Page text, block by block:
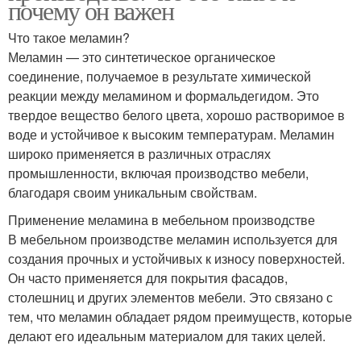
почему он важен
Что такое меламин?
Меламин — это синтетическое органическое
соединение, получаемое в результате химической
реакции между меламином и формальдегидом. Это
твердое вещество белого цвета, хорошо растворимое в
воде и устойчивое к высоким температурам. Меламин
широко применяется в различных отраслях
промышленности, включая производство мебели,
благодаря своим уникальным свойствам.
Применение меламина в мебельном производстве
В мебельном производстве меламин используется для
создания прочных и устойчивых к износу поверхностей.
Он часто применяется для покрытия фасадов,
столешниц и других элементов мебели. Это связано с
тем, что меламин обладает рядом преимуществ, которые
делают его идеальным материалом для таких целей.